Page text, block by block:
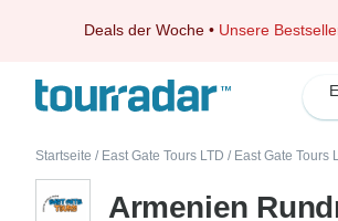
Deals der Woche • Unsere
Startseite / East Gate Tours LTD / East Gate Tours
Armenien